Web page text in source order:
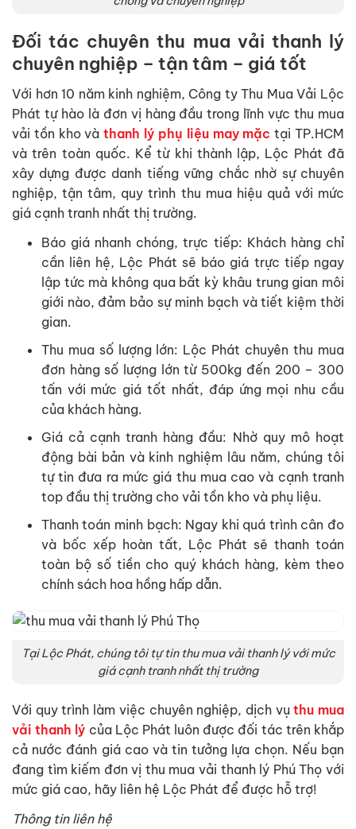
Đối tác chuyên thu mua vải thanh lý
chuyên nghiệp – tận tâm – giá tốt
Với hơn 10 năm kinh nghiệm, Công ty Thu Mua Vải Lộc
Phát tự hào là đơn vị hàng đầu trong lĩnh vực thu mua
vải tồn kho vàthanh lý phụ liệu may mặc tại TP.HCM
và trên toàn quốc. Kể từ khi thành lập, Lộc Phát đã
xây dựng được danh tiếng vững chắc nhờ sự chuyên
nghiệp, tận tâm, quy trình thu mua hiệu quả với mức
giá cạnh tranh nhất thị trường.
Báo giá nhanh chóng, trực tiếp: Khách hàng chỉ
cần liên hệ, Lộc Phát sẽ báo giá trực tiếp ngay
lập tức mà không qua bất kỳ khâu trung gian môi
giới nào, đảm bảo sự minh bạch và tiết kiệm thời
gian.
Thu mua số lượng lớn: Lộc Phát chuyên thu mua
đơn hàng số lượng lớn từ 500kg đến 200 – 300
tấn với mức giá tốt nhất, đáp ứng mọi nhu cầu
của khách hàng.
Giá cả cạnh tranh hàng đầu: Nhờ quy mô hoạt
động bài bản và kinh nghiệm lâu năm, chúng tôi
tự tin đưa ra mức giá thu mua cao và cạnh tranh
top đầu thị trường cho vải tồn kho và phụ liệu.
Thanh toán minh bạch: Ngay khi quá trình cân đo
và bốc xếp hoàn tất, Lộc Phát sẽ thanh toán
toàn bộ số tiền cho quý khách hàng, kèm theo
chính sách hoa hồng hấp dẫn.
Tại Lộc Phát, chúng tôi tự tin thu mua vải thanh lý với mức
giá cạnh tranh nhất thị trường
Với quy trình làm việc chuyên nghiệp, dịch vụthu mua
vải thanh lý của Lộc Phát luôn được đối tác trên khắp
cả nước đánh giá cao và tin tưởng lựa chọn. Nếu bạn
đang tìm kiếm đơn vị thu mua vải thanh lý Phú Thọ với
mức giá cao, hãy liên hệ Lộc Phát để được hỗ trợ!
Thông tin liên hệ